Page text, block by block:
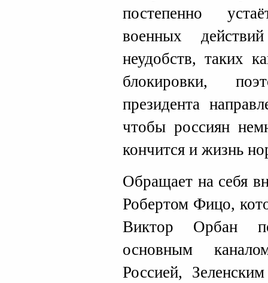
постепенно
военных
неудобств, таких
блокировки,
президента
чтобы россиян
кончится и жизнь
Обращает на себя
Робертом Фицо,
Виктор Орбан
основным
Россией,